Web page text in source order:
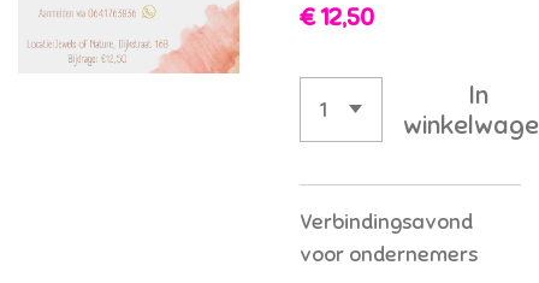
€ 12,50
In
Verbindingsavond
voor ondernemers